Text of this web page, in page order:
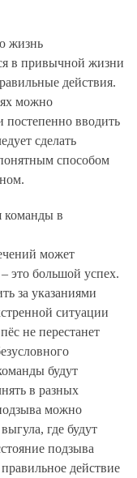
жизнь
в привычной жизни
действия.
можно
постепенно вводить
сделать
способом
команды в
может
это большой успех.
за указаниями
ситуации
не перестанет
будут
в разных
можно
где будут
подзыва
действие